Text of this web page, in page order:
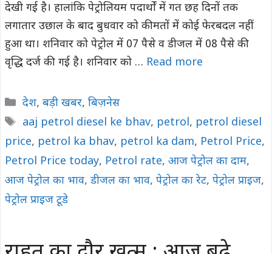
देखी गई है। हालांकि पेट्रोलियम पदार्थों में गत छह दिनों तक
लगातार उछाल के बाद बुधवार को कीमतों में कोई फेरबदल नहीं
हुआ था। शनिवार को पेट्रोल में 07 पैसे व डीजल में 08 पैसे की
वृद्धि दर्ज की गई है। शनिवार को … Read more
Categories
देश, बड़ी खबर, बिज़नेस
Tags
aaj petrol diesel ke bhav, petrol, petrol diesel
price, petrol ka bhav, petrol ka dam, Petrol Price,
Petrol Price today, Petrol rate, आज पेट्रोल का दाम,
आज पेट्रोल का भाव, डीजल का भाव, पेट्रोल का रेट, पेट्रोल प्राइज,
पेट्रोल प्राइज टूडे